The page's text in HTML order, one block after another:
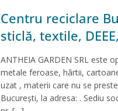
Centru reciclare
sticlă, textile,
ANTHEIA GARDEN SRL este
metale feroase, hârtii,
uzat , materii care nu se
București, la adresa: . Sediu